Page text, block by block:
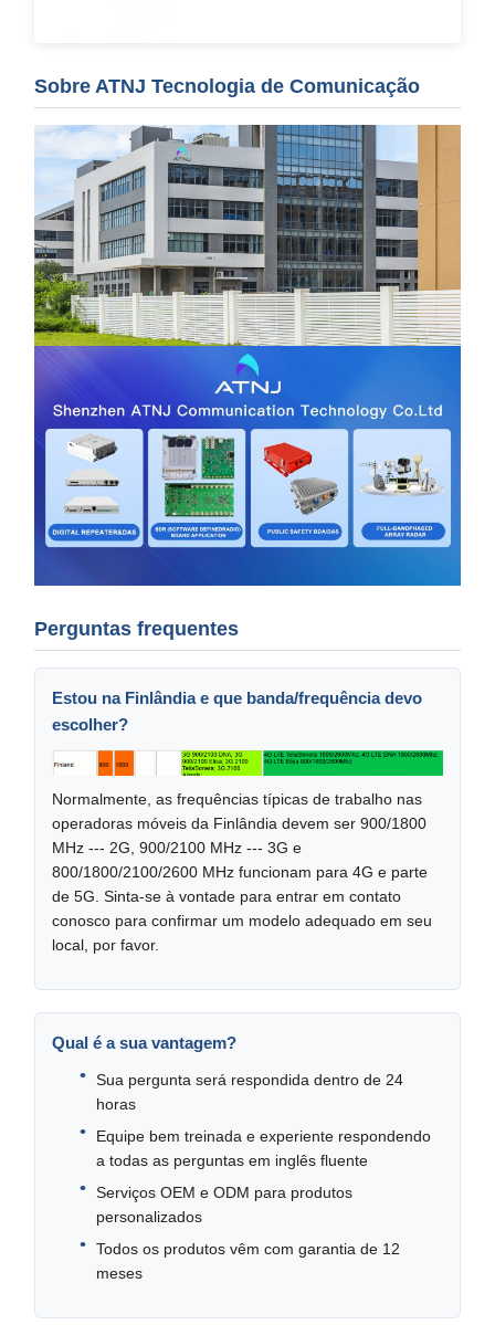
Sobre ATNJ Tecnologia de Comunicação
Perguntas frequentes
Estou na Finlândia e que banda/frequência devo
escolher?
Normalmente, as frequências típicas de trabalho nas
operadoras móveis da Finlândia devem ser 900/1800
MHz --- 2G, 900/2100 MHz --- 3G e
800/1800/2100/2600 MHz funcionam para 4G e parte
de 5G. Sinta-se à vontade para entrar em contato
conosco para confirmar um modelo adequado em seu
local, por favor.
Qual é a sua vantagem?
Sua pergunta será respondida dentro de 24
horas
Equipe bem treinada e experiente respondendo
a todas as perguntas em inglês fluente
Serviços OEM e ODM para produtos
personalizados
Todos os produtos vêm com garantia de 12
meses